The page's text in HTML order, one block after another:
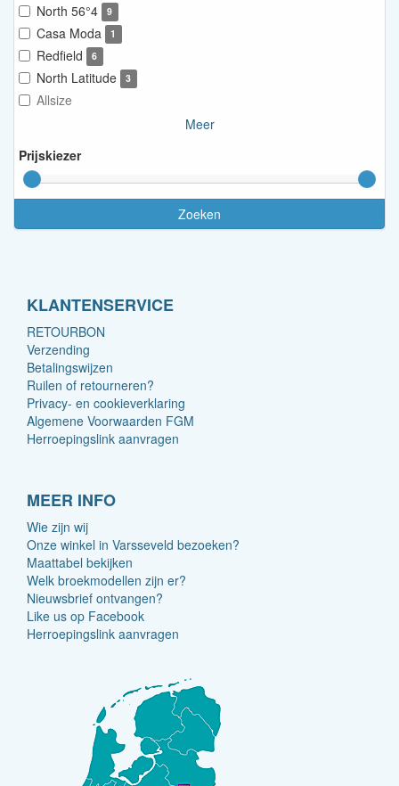
North 56°4
9
Casa Moda 1
Redfield 6
North Latitude 3
Allsize
Meer
Prijskiezer
Zoeken
KLANTENSERVICE
RETOURBON
Verzending
Betalingswijzen
Ruilen of retourneren?
Privacy- en cookieverklaring
Algemene Voorwaarden FGM
Herroepingslink aanvragen
MEER INFO
Wie zijn wij
Onze winkel in Varsseveld bezoeken?
Maattabel bekijken
Welk broekmodellen zijn er?
Nieuwsbrief ontvangen?
Like us op Facebook
Herroepingslink aanvragen